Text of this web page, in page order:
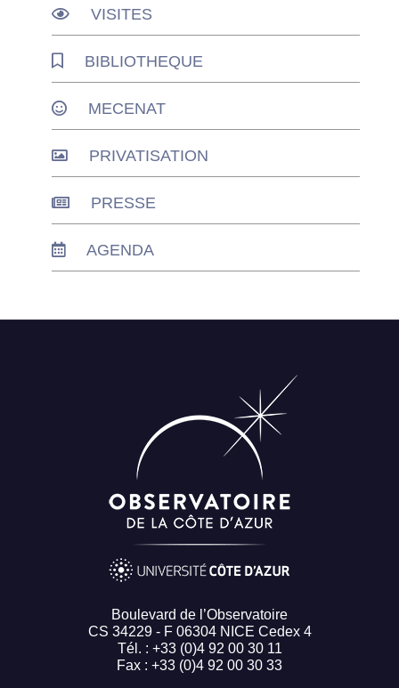
VISITES
BIBLIOTHEQUE
MECENAT
PRIVATISATION
PRESSE
AGENDA
Boulevard de l’Observatoire
CS 34229 - F 06304 NICE Cedex 4
Tél. : +33 (0)4 92 00 30 11
Fax : +33 (0)4 92 00 30 33